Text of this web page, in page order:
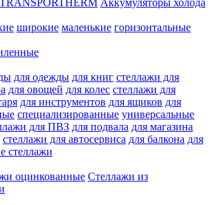
Аккумуляторы холода
широкие маленькие горизонтальные
для одежды для книг стеллажи для
для овощей для колес стеллажи для
для инструментов для ящиков для
специализированные универсальные
для ПВЗ для подвала для магазина
стеллажи для автосервиса для балкона для
стеллажи
оцинкованные Стеллажи из